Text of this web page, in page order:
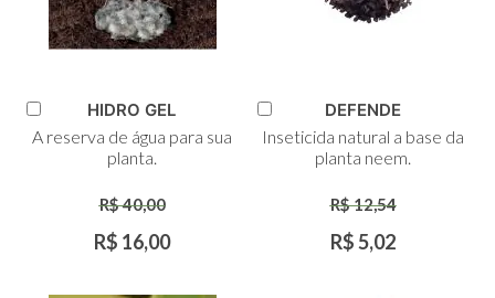
ao
HIDRO GEL
A reserva de água para sua
planta.
R$ 40,00
R$ 16,00
ao
Carrinho
DEFENDE
Inseticida natural a base da
planta neem.
R$ 12,54
R$ 5,02